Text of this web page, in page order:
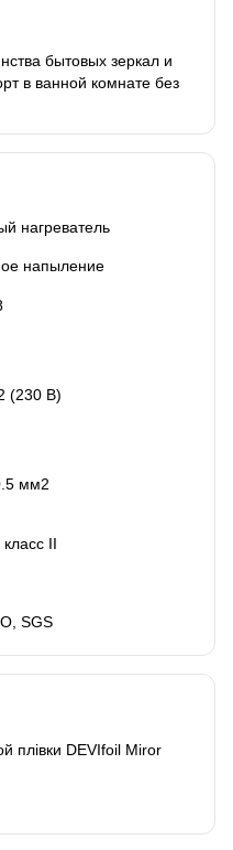
бытовых зеркал и
в ванной комнате без
нагреватель
напыление
(230 В)
мм2
ІІ
SGS
плівки DEVIfoil Miror